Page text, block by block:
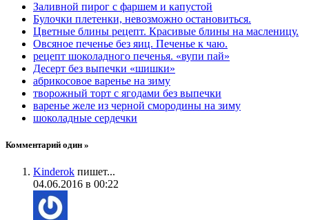
Заливной пирог с фаршем и капустой
Булочки плетенки, невозможно остановиться.
Цветные блины рецепт. Красивые блины на масленицу.
Овсяное печенье без яиц. Печенье к чаю.
рецепт шоколадного печенья. «вупи пай»
Десерт без выпечки «шишки»
абрикосовое варенье на зиму
творожный торт с ягодами без выпечки
варенье желе из черной смородины на зиму
шоколадные сердечки
Комментарий один »
Kinderok пишет...
04.06.2016 в 00:22